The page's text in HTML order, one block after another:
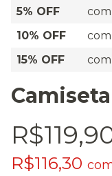
5% OFF
10% OFF
15% OFF
R$116,30